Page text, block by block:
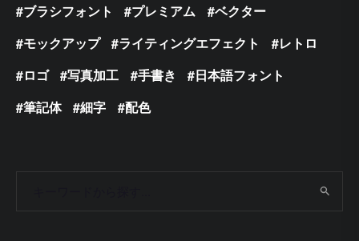
ブラシフォント
プレミアム
ベクター
モックアップ
ライティングエフェクト
レトロ
ロゴ
写真加工 手書き
日本語フォント
筆記体
細字 配色